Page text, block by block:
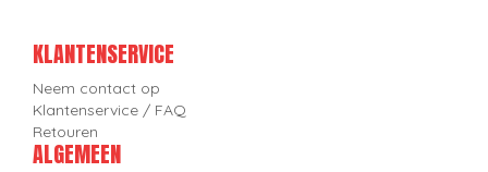
KLANTENSERVICE
Neem contact op
Klantenservice / FAQ
Retouren
ALGEMEEN